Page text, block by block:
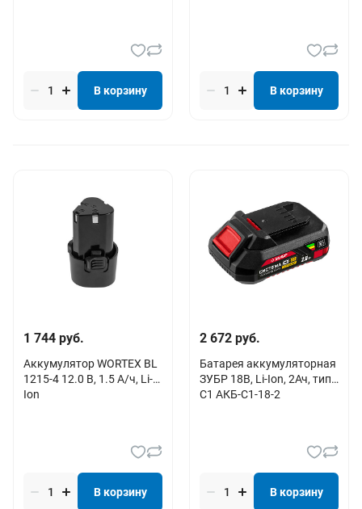
В корзину В корзину
1 744 руб.
Аккумулятор WORTEX BL
1215-4 12.0 В, 1.5 А/ч, Li-
Ion
В корзину
2 672 руб.
Батарея аккумуляторная
ЗУБР 18В, Li-Ion, 2Ач, тип
С1 АКБ-С1-18-2
В корзину